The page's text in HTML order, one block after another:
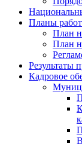
Планы
План
План
Результаты
Кадровое